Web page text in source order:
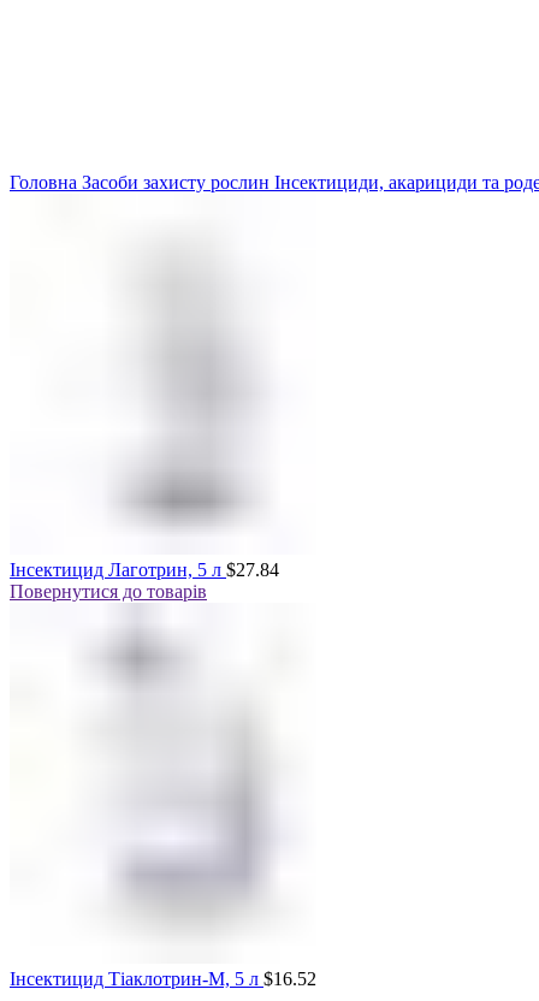
Головна Засоби захисту рослин Інсектициди, акарициди та
Інсектицид Лаготрин, 5 л $27.84
Повернутися до товарів
Інсектицид Тіаклотрин-М, 5 л $16.52